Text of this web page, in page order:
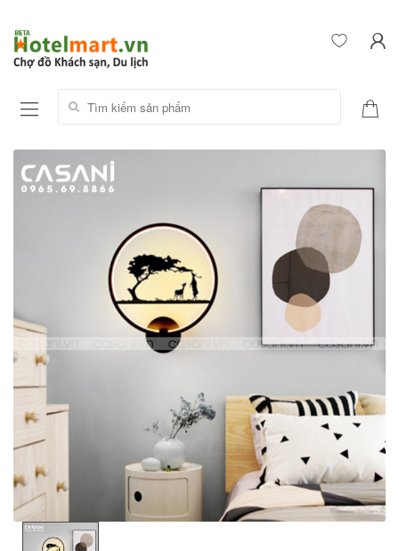
Tìm kiếm sản phẩm: